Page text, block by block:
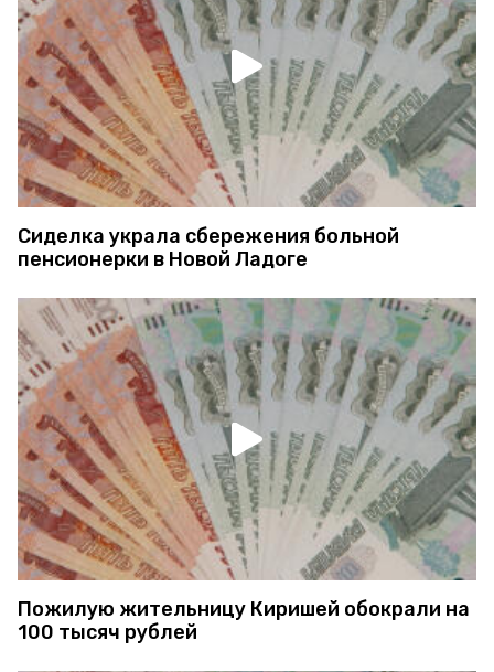
Сиделка украла сбережения больной
пенсионерки в Новой Ладоге
Пожилую жительницу Киришей обокрали на
100 тысяч рублей